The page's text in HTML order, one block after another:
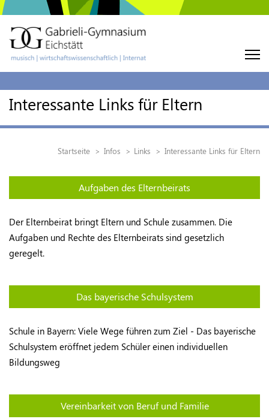
Interessante Links für Eltern
Startseite Infos Links Interessante Links für Eltern
Aufgaben des Elternbeirats
Der Elternbeirat bringt Eltern und Schule zusammen. Die
Aufgaben und Rechte des Elternbeirats sind gesetzlich
geregelt.
Das bayerische Schulsystem
Schule in Bayern: Viele Wege führen zum Ziel - Das bayerische
Schulsystem eröffnet jedem Schüler einen individuellen
Bildungsweg
Vereinbarkeit von Beruf und Familie